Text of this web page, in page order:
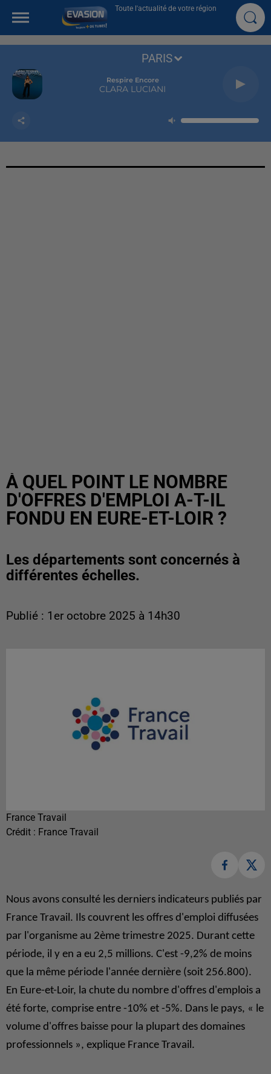
Toute l'actualité de votre région
Respire Encore
CLARA LUCIANI
PARIS
À QUEL POINT LE NOMBRE
D'OFFRES D'EMPLOI A-T-IL
FONDU EN EURE-ET-LOIR ?
Les départements sont concernés à
différentes échelles.
Publié : 1er octobre 2025 à 14h30
France Travail
Crédit : France Travail
Nous avons consulté les derniers indicateurs publiés par
France Travail. Ils couvrent les offres d'emploi diffusées
par l'organisme au 2ème trimestre 2025. Durant cette
période, il y en a eu 2,5 millions. C'est -9,2% de moins
que la même période l'année dernière (soit 256.800).
En Eure-et-Loir, la chute du nombre d'offres d'emplois a
été forte, comprise entre -10% et -5%. Dans le pays, « le
volume d'offres baisse pour la plupart des domaines
professionnels », explique France Travail.